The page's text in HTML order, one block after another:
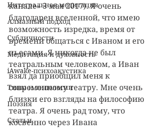
Интегральная медитация
Алмазный подход
Субличности
Медитация и духовность
iAwake-психоакустика
Типы и типологии
Поэзия
Статьи
канале» 3 мая 2017). Я очень
благодарен вселенной, что имею
возможность изредка, время от
времени общаться с Иваном и его
пьесами. Я никогда не был
театральным человеком, а Иван
взял да приобщил меня к
современному театру. Мне очень
близки его взгляды на философию
театра. Я очень рад тому, что
косвенно через Ивана